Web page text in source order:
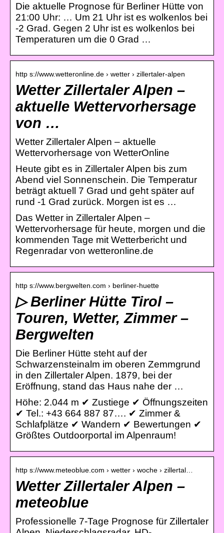
Die aktuelle Prognose für Berliner Hütte von
21:00 Uhr: … Um 21 Uhr ist es wolkenlos bei
-2 Grad. Gegen 2 Uhr ist es wolkenlos bei
Temperaturen um die 0 Grad …
http s://www.wetteronline.de › wetter › zillertaler-alpen
Wetter Zillertaler Alpen –
aktuelle Wettervorhersage
von …
Wetter Zillertaler Alpen – aktuelle
Wettervorhersage von WetterOnline
Heute gibt es in Zillertaler Alpen bis zum
Abend viel Sonnenschein. Die Temperatur
beträgt aktuell 7 Grad und geht später auf
rund -1 Grad zurück. Morgen ist es …
Das Wetter in Zillertaler Alpen –
Wettervorhersage für heute, morgen und die
kommenden Tage mit Wetterbericht und
Regenradar von wetteronline.de
http s://www.bergwelten.com › berliner-huette
▷ Berliner Hütte Tirol –
Touren, Wetter, Zimmer –
Bergwelten
Die Berliner Hütte steht auf der
Schwarzensteinalm im oberen Zemmgrund
in den Zillertaler Alpen. 1879, bei der
Eröffnung, stand das Haus nahe der …
Höhe: 2.044 m ✔︎ Zustiege ✔︎ Öffnungszeiten
✔︎ Tel.: +43 664 887 87…. ✔︎ Zimmer &
Schlafplätze ✔︎ Wandern ✔︎ Bewertungen ✔︎
Größtes Outdoorportal im Alpenraum!
http s://www.meteoblue.com › wetter › woche › zillertal…
Wetter Zillertaler Alpen –
meteoblue
Professionelle 7-Tage Prognose für Zillertaler